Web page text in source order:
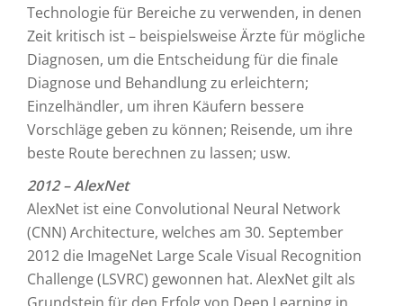
Technologie für Bereiche zu verwenden, in denen
Zeit kritisch ist – beispielsweise Ärzte für mögliche
Diagnosen, um die Entscheidung für die finale
Diagnose und Behandlung zu erleichtern;
Einzelhändler, um ihren Käufern bessere
Vorschläge geben zu können; Reisende, um ihre
beste Route berechnen zu lassen; usw.
2012 – AlexNet
AlexNet ist eine Convolutional Neural Network
(CNN) Architecture, welches am 30. September
2012 die ImageNet Large Scale Visual Recognition
Challenge (LSVRC) gewonnen hat. AlexNet gilt als